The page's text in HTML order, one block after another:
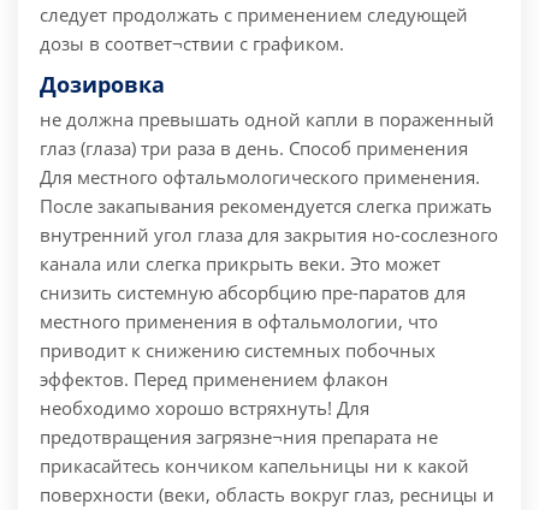
следует продолжать с применением следующей
дозы в соответ¬ствии с графиком.
Дозировка
не должна превышать одной капли в пораженный
глаз (глаза) три раза в день. Способ применения
Для местного офтальмологического применения.
После закапывания рекомендуется слегка прижать
внутренний угол глаза для закрытия но-сослезного
канала или слегка прикрыть веки. Это может
снизить системную абсорбцию пре-паратов для
местного применения в офтальмологии, что
приводит к снижению системных побочных
эффектов. Перед применением флакон
необходимо хорошо встряхнуть! Для
предотвращения загрязне¬ния препарата не
прикасайтесь кончиком капельницы ни к какой
поверхности (веки, область вокруг глаз, ресницы и